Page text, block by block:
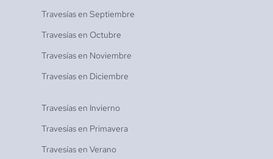
Travesías en Septiembre
Travesías en Octubre
Travesías en Noviembre
Travesías en Diciembre
Travesías en Invierno
Travesías en Primavera
Travesías en Verano